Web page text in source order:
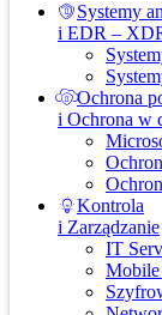
Systemy
i EDR –
Ochrona
i Ochrona w
Kontrola
i Zarządzanie
IT
Mobile